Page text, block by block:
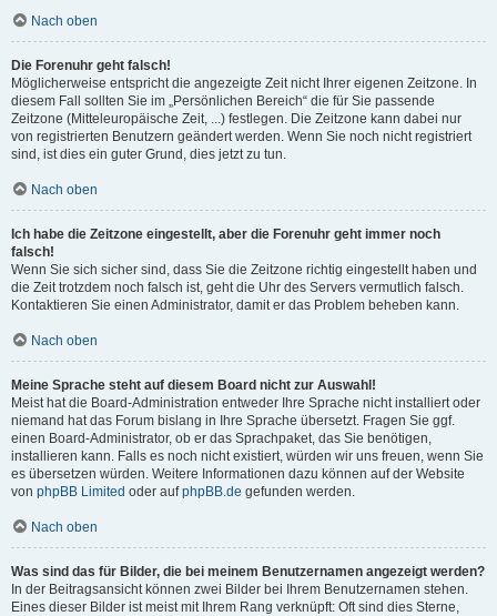
Nach oben
Die Forenuhr geht falsch!
Möglicherweise entspricht die angezeigte Zeit nicht Ihrer eigenen Zeitzone. In
diesem Fall sollten Sie im „Persönlichen Bereich“ die für Sie passende
Zeitzone (Mitteleuropäische Zeit, ...) festlegen. Die Zeitzone kann dabei nur
von registrierten Benutzern geändert werden. Wenn Sie noch nicht registriert
sind, ist dies ein guter Grund, dies jetzt zu tun.
Nach oben
Ich habe die Zeitzone eingestellt, aber die Forenuhr geht immer noch
falsch!
Wenn Sie sich sicher sind, dass Sie die Zeitzone richtig eingestellt haben und
die Zeit trotzdem noch falsch ist, geht die Uhr des Servers vermutlich falsch.
Kontaktieren Sie einen Administrator, damit er das Problem beheben kann.
Nach oben
Meine Sprache steht auf diesem Board nicht zur Auswahl!
Meist hat die Board-Administration entweder Ihre Sprache nicht installiert oder
niemand hat das Forum bislang in Ihre Sprache übersetzt. Fragen Sie ggf.
einen Board-Administrator, ob er das Sprachpaket, das Sie benötigen,
installieren kann. Falls es noch nicht existiert, würden wir uns freuen, wenn Sie
es übersetzen würden. Weitere Informationen dazu können auf der Website
von phpBB Limited oder aufphpBB.de gefunden werden.
Nach oben
Was sind das für Bilder, die bei meinem Benutzernamen angezeigt werden?
In der Beitragsansicht können zwei Bilder bei Ihrem Benutzernamen stehen.
Eines dieser Bilder ist meist mit Ihrem Rang verknüpft: Oft sind dies Sterne,